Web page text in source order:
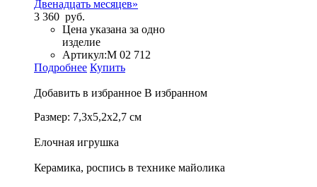
3 360 руб.
Цена указана за одно
изделие
Артикул:М 02 712
Подробнее Купить
Добавить в избранное В избранном
Размер: 7,3х5,2х2,7 см
Елочная игрушка
Керамика, роспись в технике майолика